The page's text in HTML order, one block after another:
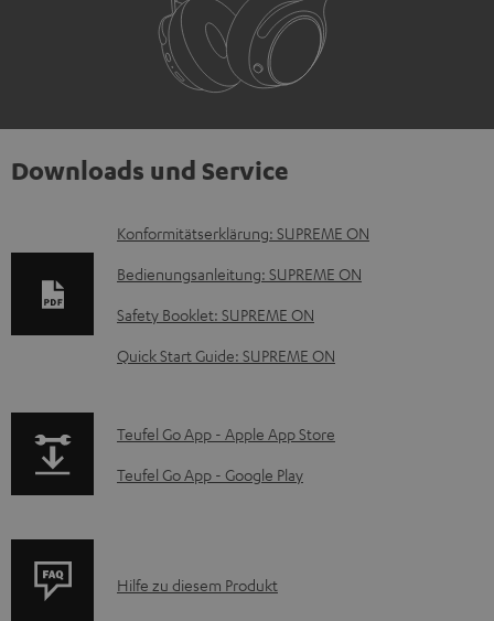
Downloads und Service
D
o
m
n
t
m
Konformitätserklärung: SUPREME ON
Bedienungsanleitung: SUPREME ON
Safety Booklet: SUPREME ON
Quick Start Guide: SUPREME ON
p
a
p
Teufel Go App - Apple App Store
Teufel Go App - Google Play
P
Hilfe zu diesem Produkt